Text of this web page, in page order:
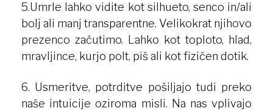
5.Umrle lahko vidite kot silhueto, senco in/ali
bolj ali manj transparentne. Velikokrat njihovo
prezenco začutimo. Lahko kot toploto, hlad,
mravljince, kurjo polt, piš ali kot fizičen dotik.
6. Usmeritve, potrditve pošiljajo tudi preko
naše intuicije oziroma misli. Na nas vplivajo